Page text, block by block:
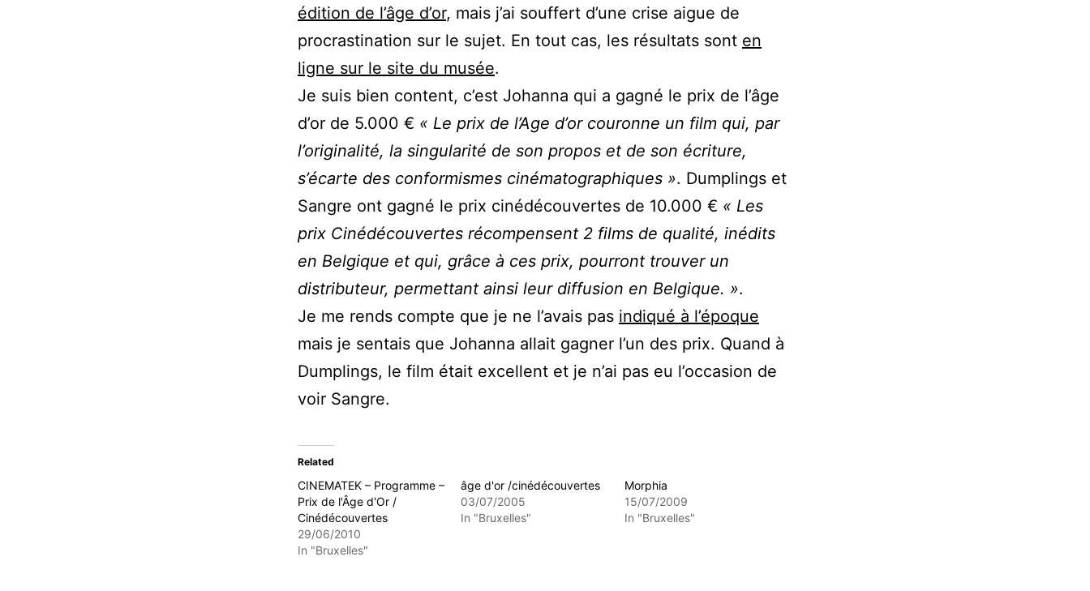
édition de l’âge d’or, mais j’ai souffert d’une crise aigue de
procrastination sur le sujet. En tout cas, les résultats sont en
ligne sur le site du musée.
Je suis bien content, c’est Johanna qui a gagné le prix de l’âge
d’or de 5.000 € « Le prix de l’Age d’or couronne un film qui, par
l’originalité, la singularité de son propos et de son écriture,
s’écarte des conformismes cinématographiques ». Dumplings et
Sangre ont gagné le prix cinédécouvertes de 10.000 € « Les
prix Cinédécouvertes récompensent 2 films de qualité, inédits
en Belgique et qui, grâce à ces prix, pourront trouver un
distributeur, permettant ainsi leur diffusion en Belgique. ».
Je me rends compte que je ne l’avais pas indiqué à l’époque
mais je sentais que Johanna allait gagner l’un des prix. Quand à
Dumplings, le film était excellent et je n’ai pas eu l’occasion de
voir Sangre.
Related
CINEMATEK – Programme –
Prix de l'Âge d'Or /
Cinédécouvertes
29/06/2010
In "Bruxelles"
âge d'or /cinédécouvertes
03/07/2005
In "Bruxelles"
Morphia
15/07/2009
In "Bruxelles"